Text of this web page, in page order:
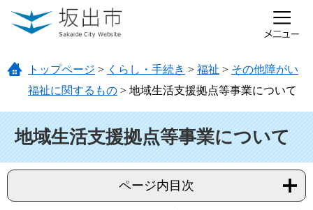
ページの先頭です。
メニューを飛ばして本文へ
トップページ > くらし・手続き > 福祉 > その他障がい
福祉に関するもの > 地域生活支援拠点等事業について
地域生活支援拠点等事業について
ページ内目次